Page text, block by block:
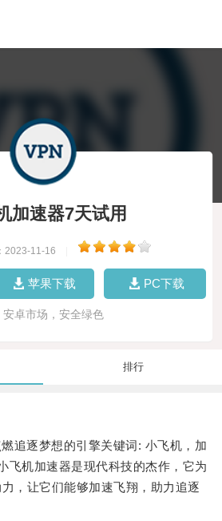
加速器7天试用
2023-11-16
苹果下载 PC下载
安卓市场，安全绿色
排行
逐梦想的引擎关键词: 小飞机，加
飞机加速器是现代科技的杰作，它为
，让它们能够加速飞翔，助力追逐